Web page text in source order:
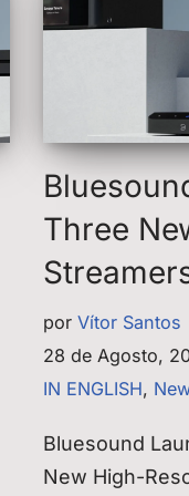
Three
porVítor Santos
28 de Agosto,
IN ENGLISH,
Bluesound
New High-